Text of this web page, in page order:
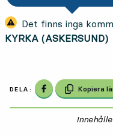
Det finns inga
KYRKA (ASKERSUND)
DELA: Dela på Facebook
Kopiera